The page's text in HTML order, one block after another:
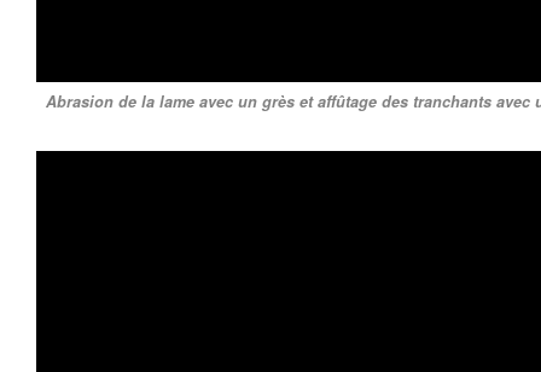
Abrasion de la lame avec un grès et affûtage des tranchants